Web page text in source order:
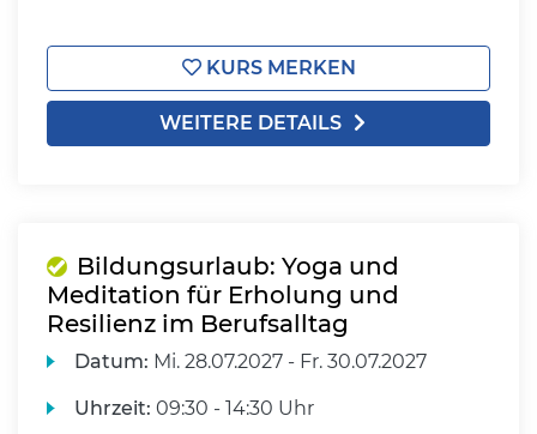
KURS MERKEN
WEITERE DETAILS
Bildungsurlaub: Yoga und
Meditation für Erholung und
Resilienz im Berufsalltag
Datum: Mi. 28.07.2027 - Fr. 30.07.2027
Uhrzeit: 09:30 - 14:30 Uhr